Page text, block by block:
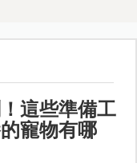
這些準備工
寵物有哪